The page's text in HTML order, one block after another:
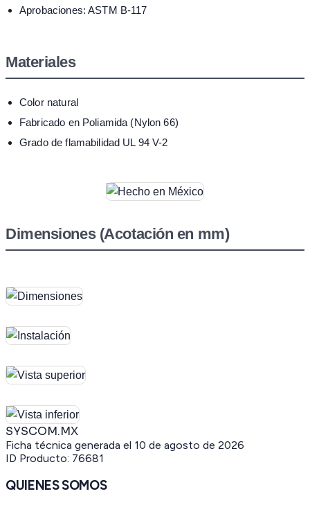
Aprobaciones: ASTM B-117
Materiales
Color natural
Fabricado en Poliamida (Nylon 66)
Grado de flamabilidad UL 94 V-2
Dimensiones (Acotación en mm)
SYSCOM.MX
Ficha técnica generada el 10 de agosto de 2026
ID Producto: 76681
QUIENES SOMOS